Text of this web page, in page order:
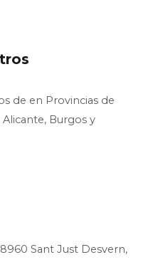
de en Provincias de
Alicante, Burgos y
Sant Just Desvern,